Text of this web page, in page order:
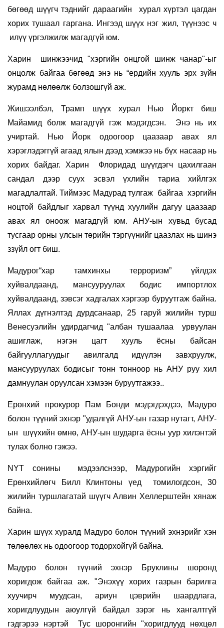
бөгөөд шүүгч тэднийг дараагийн хурал хүртэл цагдан
хорих тушаал гаргана. Ингээд шүүх нэг жил, түүнээс ч
илүү үргэлжилж магадгүй юм.
Харин шинжээчид "хэргийн онцгой шинж чанар"-ыг
онцолж байгаа бөгөөд энэ нь “ердийн хууль эрх зүйн
журамд нөлөөлж болзошгүй аж.
Жишээлбэл, Трамп шүүх хурал Нью Йоркт биш
Майамид болж магадгүй гэж мэдэгдсэн. Энэ нь их
учиртай. Нью Йорк одоогоор цаазаар авах ял
хэрэглэдэггүй агаад ялын дээд хэмжээ нь бүх насаар нь
хорих байдаг. Харин Флоридад шүүгдэгч цахилгаан
сандал дээр суух эсвэл үхлийн тариа хийлгэх
магадлалтай. Тиймээс Мадурад тулгаж байгаа хэргийн
ноцтой байдлыг харвал түүнд хуулийн дагуу цаазаар
авах ял оноож магадгүй юм. АНУ-ын хувьд бусад
тусгаар орны улсын төрийн тэргүүнийг цаазлах нь шинэ
ззүйл огт биш.
Мадурог“хар тамхинхы терроризм” үйлдэх
хуйвалдаанд, мансууруулах бодис импортлох
хуйвалдаанд, зэвсэг хадгалах хэргээр буруутгаж байна.
Яллах дүгнэлтэд дурдсанаар, 25 гаруй жилийн турш
Венесуэлийн удирдагчид "албан тушаалаа урвуулан
ашиглаж, нэгэн цагт хууль ёсны байсан
байгууллагуудыг авилгалд идүүлэн завхруулж,
мансууруулах бодисыг тонн тонноор нь АНУ руу хил
дамнуулан оруулсан хэмээн буруутгажээ..
Ерөнхий прокурор Пам Бонди мэдэгдэхдээ, Мадуро
болон түүний эхнэр "удалгүй АНУ-ын газар нутагт, АНУ-
ын шүүхийн өмнө, АНУ-ын шударга ёсны уур хилэнтэй
тулах болно гэжээ.
NYT сонины мэдээлснээр, Мадурогийн хэргийг
Ерөнхийлөгч Билл Клинтоны үед томилогдсон, 30
жилийн туршлагатай шүүгч Алвин Хеллерштейн хянаж
байна.
Харин шүүх хуралд Мадуро болон түүний эхнэрийг хэн
төлөөлөх нь одоогоор тодорхойгүй байна.
Мадуро болон түүний эхнэр Бруклины шоронд
хоригдож байгаа аж. "Энэхүү хорих газрын барилга
хуучирч муудсан, ариун цэврийн шаардлага,
хоригдлуудын аюулгүй байдал зэрэг нь хангалтгүй
гэдгэрээ нэртэй Тус шоронгийн "хоригдлууд нөхцөл